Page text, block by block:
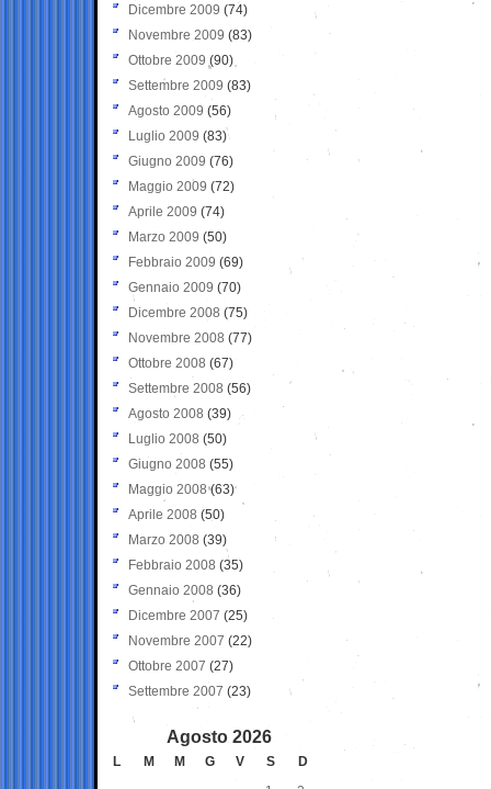
Dicembre 2009 (74)
Novembre 2009 (83)
Ottobre 2009 (90)
Settembre 2009 (83)
Agosto 2009 (56)
Luglio 2009 (83)
Giugno 2009 (76)
Maggio 2009 (72)
Aprile 2009 (74)
Marzo 2009 (50)
Febbraio 2009 (69)
Gennaio 2009 (70)
Dicembre 2008 (75)
Novembre 2008 (77)
Ottobre 2008 (67)
Settembre 2008 (56)
Agosto 2008 (39)
Luglio 2008 (50)
Giugno 2008 (55)
Maggio 2008(63)
Aprile 2008 (50)
Marzo 2008 (39)
Febbraio 2008 (35)
Gennaio 2008 (36)
Dicembre 2007 (25)
Novembre 2007 (22)
Ottobre 2007 (27)
Settembre 2007 (23)
Agosto 2026
L M M G V S
D